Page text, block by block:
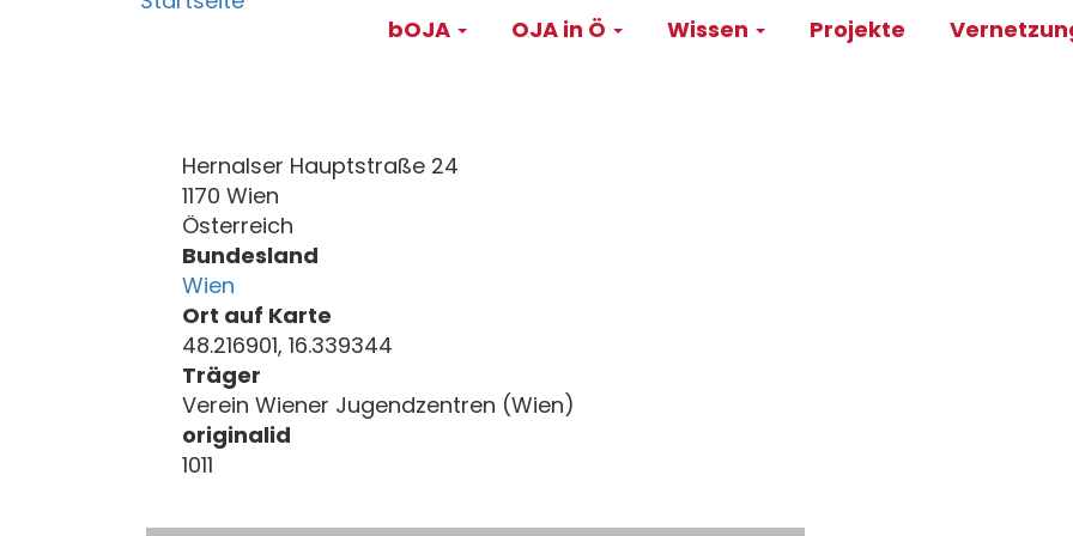
Main
bOJA OJA in Ö Wissen Projekte
Hernalser Hauptstraße 24
1170 Wien
Österreich
Bundesland
Wien
Ort auf Karte
48.216901, 16.339344
Träger
Verein Wiener Jugendzentren (Wien)
originalid
1011